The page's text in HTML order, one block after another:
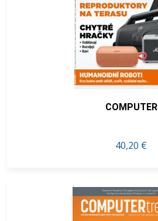
COMPUTER
40,20 €